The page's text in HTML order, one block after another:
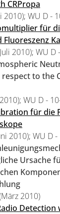
CRPropa
2010); WU D -
für
2010); WU D
to the
WU D -
für die
2010); WU D
Ursache
2010)
Detection